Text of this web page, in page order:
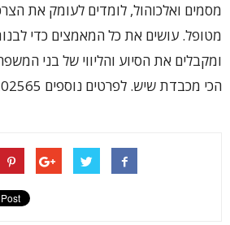
מסמים ואלכוהול, לומדים לעומק את
מטופל. עושים את כל המאמצים כדי
ומקבלים את הסיוע והליווי של בני
הכי מכבדת שיש. לפרטים נוספים ‏077-2202565.